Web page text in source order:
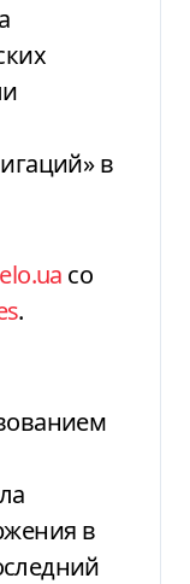
в
со
.
в